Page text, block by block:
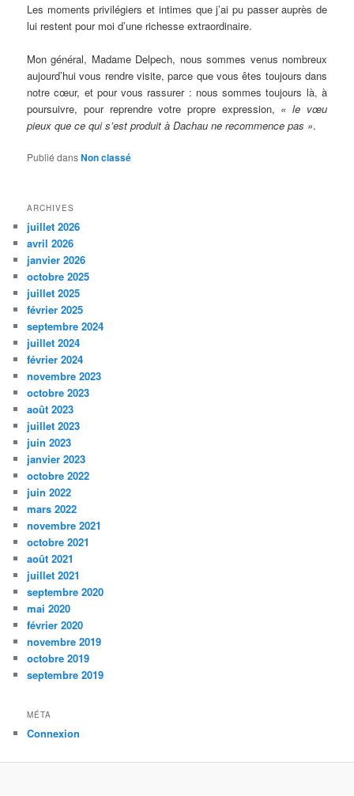
Les moments privilégiers et intimes que j’ai pu passer auprès de
lui restent pour moi d’une richesse extraordinaire.
Mon général, Madame Delpech, nous sommes venus nombreux
aujourd’hui vous rendre visite, parce que vous êtes toujours dans
notre cœur, et pour vous rassurer : nous sommes toujours là, à
poursuivre, pour reprendre votre propre expression, « le vœu
pieux que ce qui s’est produit à Dachau ne recommence pas ».
Publié dansNon classé
ARCHIVES
juillet 2026
avril 2026
janvier 2026
octobre 2025
juillet 2025
février 2025
septembre 2024
juillet 2024
février 2024
novembre 2023
octobre 2023
août 2023
juillet 2023
juin 2023
janvier 2023
octobre 2022
juin 2022
mars 2022
novembre 2021
octobre 2021
août 2021
juillet 2021
septembre 2020
mai 2020
février 2020
novembre 2019
octobre 2019
septembre 2019
MÉTA
Connexion